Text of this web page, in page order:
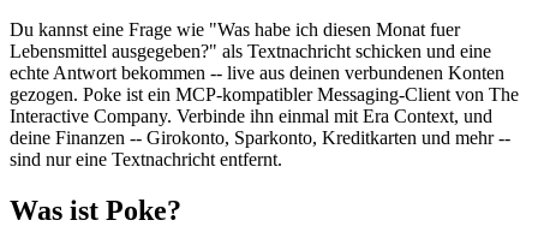
Du kannst eine Frage wie "Was habe ich diesen Monat fuer
Lebensmittel ausgegeben?" als Textnachricht schicken und eine
echte Antwort bekommen -- live aus deinen verbundenen Konten
gezogen. Poke ist ein MCP-kompatibler Messaging-Client von The
Interactive Company. Verbinde ihn einmal mit Era Context, und
deine Finanzen -- Girokonto, Sparkonto, Kreditkarten und mehr --
sind nur eine Textnachricht entfernt.
Was ist Poke?